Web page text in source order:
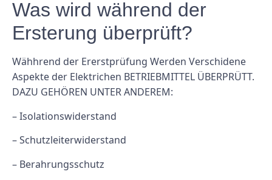
Was wird während der
Ersterung überprüft?
Wähhrend der Ererstprüfung Werden Verschidene
Aspekte der Elektrichen BETRIEBMITTEL ÜBERPRÜTT.
DAZU GEHÖREN UNTER ANDEREM:
– Isolationswiderstand
– Schutzleiterwiderstand
– Berahrungsschutz